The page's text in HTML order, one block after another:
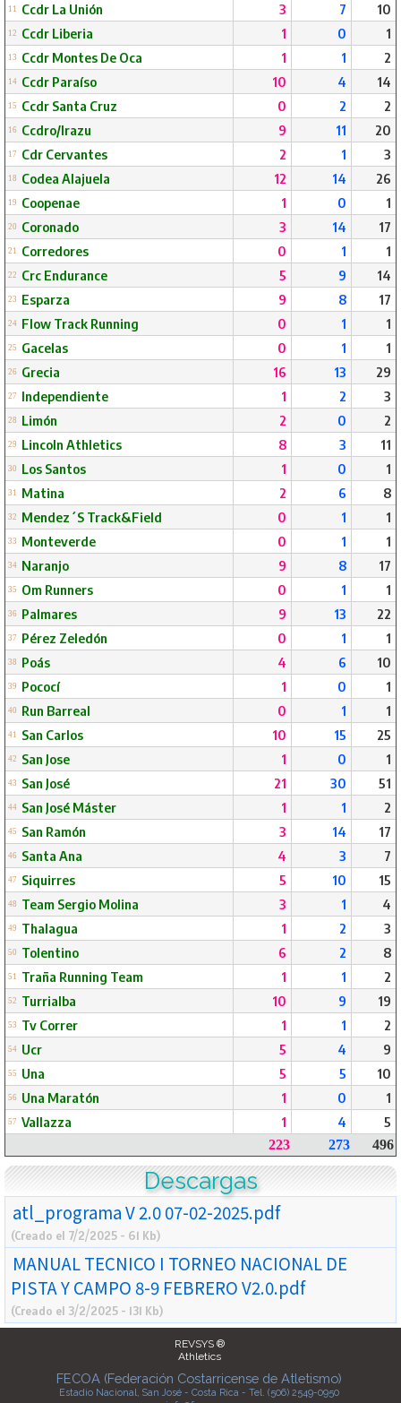
11 Ccdr La Unión 3 7 10
12 Ccdr Liberia 1 0 1
13 Ccdr Montes De Oca 1 1 2
14 Ccdr Paraíso 10 4 14
15 Ccdr Santa Cruz 0 2 2
16 Ccdro/Irazu 9 11 20
17 Cdr Cervantes 2 1 3
18 Codea Alajuela 12 14 26
19 Coopenae 1 0 1
20 Coronado 3 14 17
21 Corredores 0 1 1
22 Crc Endurance 5 9 14
23 Esparza 9 8 17
24 Flow Track Running 0 1 1
25 Gacelas 0 1 1
26 Grecia 16 13 29
27 Independiente 1 2 3
28 Limón 2 0 2
29 Lincoln Athletics 8 3 11
30 Los Santos 1 0 1
31 Matina 2 6 8
32 Mendez´S Track&Field 0 1 1
33 Monteverde 0 1 1
34 Naranjo 9 8 17
35 Om Runners 0 1 1
36 Palmares 9 13 22
37 Pérez Zeledón 0 1 1
38 Poás 4 6 10
39 Pococí 1 0 1
40 Run Barreal 0 1 1
41 San Carlos 10 15 25
42 San Jose 1 0 1
43 San José 21 30 51
44 San José Máster 1 1 2
45 San Ramón 3 14 17
46 Santa Ana 4 3 7
47 Siquirres 5 10 15
48 Team Sergio Molina 3 1 4
49 Thalagua 1 2 3
50 Tolentino 6 2 8
51 Traña Running Team 1 1 2
52 Turrialba 10 9 19
53 Tv Correr 1 1 2
54 Ucr 5 4 9
55 Una 5 5 10
56 Una Maratón 1 0 1
57 Vallazza 1 4 5
223 273 496
Descargas
atl_programa V 2.0 07-02-2025.pdf
(Creado el 7/2/2025 - 61 Kb)
MANUAL TECNICO I TORNEO NACIONAL DE
PISTA Y CAMPO 8-9 FEBRERO V2.0.pdf
(Creado el 3/2/2025 - 131 Kb)
REVSYS ®
Athletics
FECOA (Federación Costarricense de Atletismo)
Estadio Nacional, San José - Costa Rica - Tel. (506) 2549-0950